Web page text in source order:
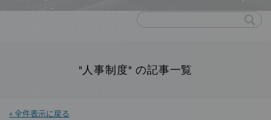
"人事制度" の記事一覧
« 全件表示に戻る